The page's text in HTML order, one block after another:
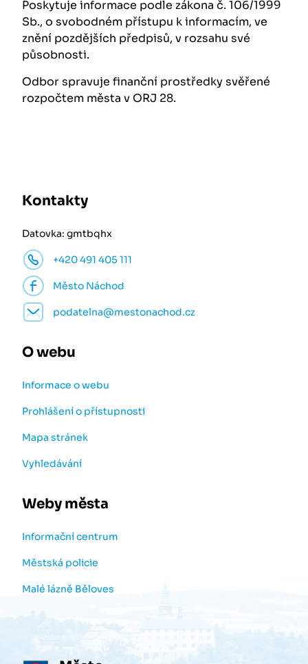
Poskytuje informace podle zákona č. 106/1999
Sb., o svobodném přístupu k informacím, ve
znění pozdějších předpisů, v rozsahu své
působnosti.
Odbor spravuje finanční prostředky svěřené
rozpočtem města v ORJ 28.
Kontakty
Datovka: gmtbqhx
+420 491 405 111
Město Náchod
podatelna@mestonachod.cz
O webu
Informace o webu
Prohlášení o přístupnosti
Mapa stránek
Vyhledávání
Weby města
Informační centrum
Městská policie
Malé lázně Běloves